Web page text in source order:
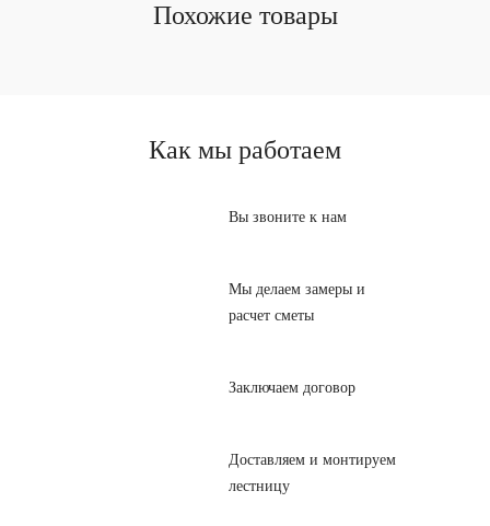
Похожие товары
Как мы работаем
Вы звоните к нам
Мы делаем замеры и
расчет сметы
Заключаем договор
Доставляем и монтируем
лестницу